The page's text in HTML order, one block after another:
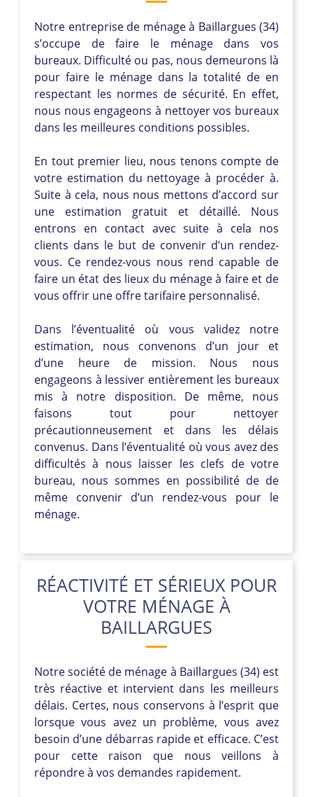
Notre entreprise de ménage à Baillargues (34)
s’occupe de faire le ménage dans vos
bureaux. Difficulté ou pas, nous demeurons là
pour faire le ménage dans la totalité de en
respectant les normes de sécurité. En effet,
nous nous engageons à nettoyer vos bureaux
dans les meilleures conditions possibles.
En tout premier lieu, nous tenons compte de
votre estimation du nettoyage à procéder à.
Suite à cela, nous nous mettons d’accord sur
une estimation gratuit et détaillé. Nous
entrons en contact avec suite à cela nos
clients dans le but de convenir d’un rendez-
vous. Ce rendez-vous nous rend capable de
faire un état des lieux du ménage à faire et de
vous offrir une offre tarifaire personnalisé.
Dans l’éventualité où vous validez notre
estimation, nous convenons d’un jour et
d’une heure de mission. Nous nous
engageons à lessiver entièrement les bureaux
mis à notre disposition. De même, nous
faisons tout pour nettoyer
précautionneusement et dans les délais
convenus. Dans l’éventualité où vous avez des
difficultés à nous laisser les clefs de votre
bureau, nous sommes en possibilité de de
même convenir d’un rendez-vous pour le
ménage.
RÉACTIVITÉ ET SÉRIEUX POUR
VOTRE MÉNAGE À
BAILLARGUES
Notre société de ménage à Baillargues (34) est
très réactive et intervient dans les meilleurs
délais. Certes, nous conservons à l’esprit que
lorsque vous avez un problème, vous avez
besoin d’une débarras rapide et efficace. C’est
pour cette raison que nous veillons à
répondre à vos demandes rapidement.